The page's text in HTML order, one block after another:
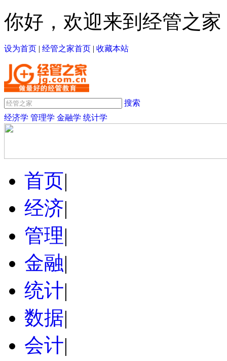
你好，欢迎来到经管之家
设为首页 | 经管之家首页 | 收藏本站
搜索
经济学 管理学 金融学 统计学
首页|
经济|
管理|
金融|
统计|
数据|
会计|